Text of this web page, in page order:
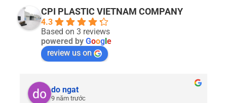
CPI PLASTIC VIETNAM COMPANY
4.3
Based on 3 reviews
powered by Goog e
review us on
do ngat
9 năm trước